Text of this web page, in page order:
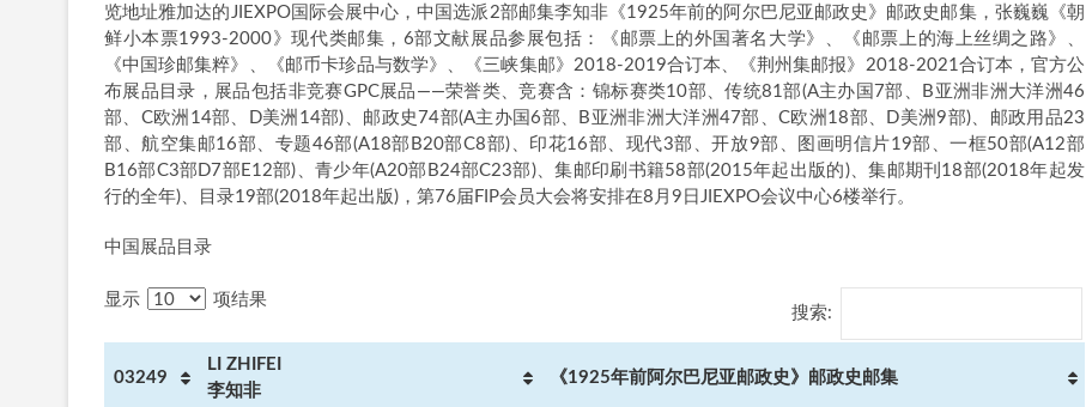
览地址雅加达的JIEXPO国际会展中心，中国选派2部邮集李知非《1925年前的阿尔巴尼亚邮政史》邮政史邮集，张巍巍《朝
鲜小本票1993-2000》现代类邮集，6部文献展品参展包括：《邮票上的外国著名大学》、《邮票上的海上丝绸之路》、
《中国珍邮集粹》、《邮币卡珍品与数学》、《三峡集邮》2018-2019合订本、《荆州集邮报》2018-2021合订本，官方公
布展品目录，展品包括非竞赛GPC展品——荣誉类、竞赛含：锦标赛类10部、传统81部(A主办国7部、B亚洲非洲大洋洲46
部、C欧洲14部、D美洲14部)、邮政史74部(A主办国6部、B亚洲非洲大洋洲47部、C欧洲18部、D美洲9部)、邮政用品23
部、航空集邮16部、专题46部(A18部B20部C8部)、印花16部、现代3部、开放9部、图画明信片19部、一框50部(A12部
B16部C3部D7部E12部)、青少年(A20部B24部C23部)、集邮印刷书籍58部(2015年起出版的)、集邮期刊18部(2018年起发
行的全年)、目录19部(2018年起出版)，第76届FIP会员大会将安排在8月9日JIEXPO会议中心6楼举行。
中国展品目录
显示 项结果
搜索:
03249
LI ZHIFEI
李知非
《1925年前阿尔巴尼亚邮政史》邮政史邮集